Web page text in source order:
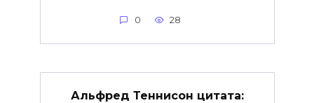
0 28
Альфред Теннисон цитата: